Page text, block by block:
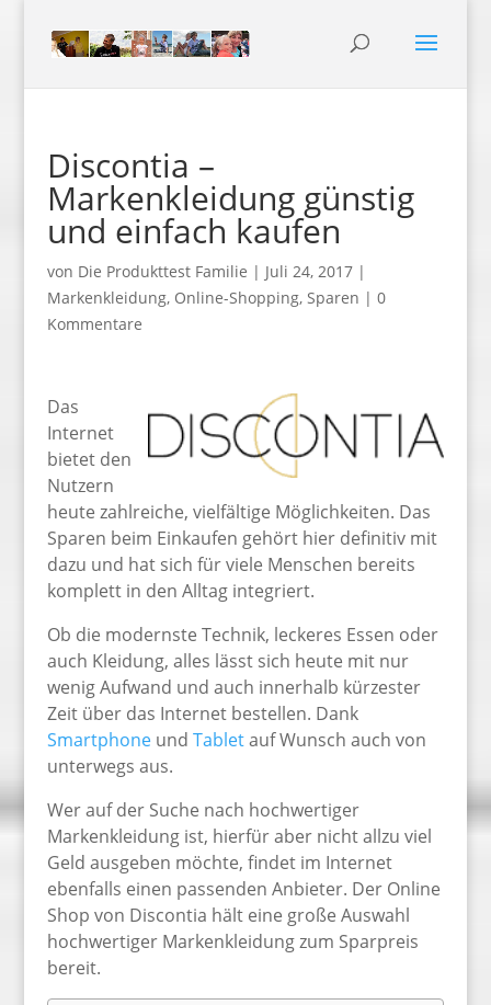
Discontia –
Markenkleidung günstig
und einfach kaufen
von Die Produkttest Familie | Juli 24, 2017|
Markenkleidung, Online-Shopping, Sparen | 0
Kommentare
Das
Internet
bietet den
Nutzern
heute zahlreiche, vielfältige Möglichkeiten. Das
Sparen beim Einkaufen gehört hier definitiv mit
dazu und hat sich für viele Menschen bereits
komplett in den Alltag integriert.
Ob die modernste Technik, leckeres Essen oder
auch Kleidung, alles lässt sich heute mit nur
wenig Aufwand und auch innerhalb kürzester
Zeit über das Internet bestellen. Dank
Smartphoneund Tabletauf Wunsch auch von
unterwegs aus.
Wer auf der Suche nach hochwertiger
Markenkleidung ist, hierfür aber nicht allzu viel
Geld ausgeben möchte, findet im Internet
ebenfalls einen passenden Anbieter. Der Online
Shop von Discontia hält eine große Auswahl
hochwertiger Markenkleidung zum Sparpreis
bereit.